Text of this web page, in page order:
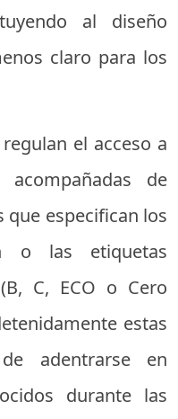
al diseño
claro para los
el acceso a
de
especifican los
o las etiquetas
C, ECO o Cero
estas
adentrarse en
durante las